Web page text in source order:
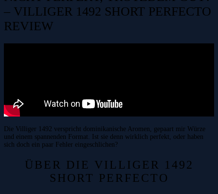
– VILLIGER 1492 SHORT PERFECTO
REVIEW
Die Villiger 1492 verspricht dominikanische Aromen, gepaart mir Würze
und einem spannenden Format. Ist sie denn wirklich perfekt, oder haben
sich doch ein paar Fehler eingeschlichen?
ÜBER DIE VILLIGER 1492
SHORT PERFECTO